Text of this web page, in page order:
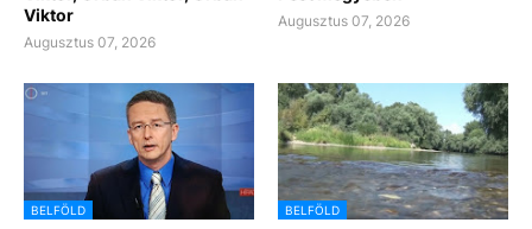
Viktor
Augusztus 07, 2026
Augusztus 07, 2026
BELFÖLD BELFÖLD